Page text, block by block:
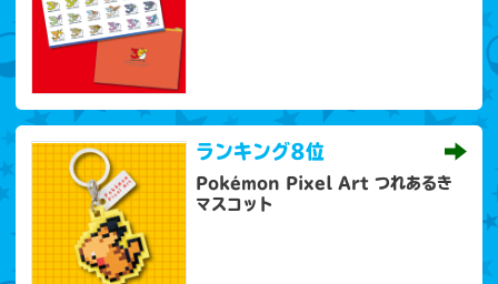
ランキング8位
Pokémon Pixel Art つれあるき
マスコット